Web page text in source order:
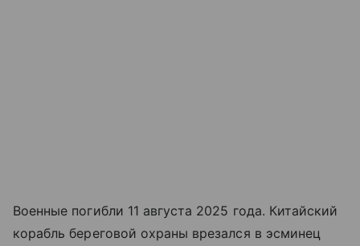
Военные погибли 11 августа 2025 года. Китайский
корабль береговой охраны врезался в эсминец